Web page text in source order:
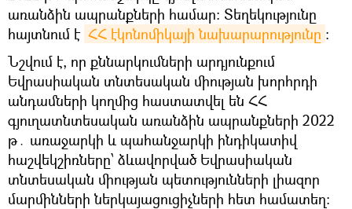
առանձին ապրանքների համար։ Տեղեկությունը
հայտնում է ՀՀ էկոնոմիկայի նախարարությունը ։
Նշվում է, որ քննարկումների արդյունքում
Եվրասիական տնտեսական միության խորհրդի
անդամների կողմից հաստատվել են ՀՀ
գյուղատնտեսական առանձին ապրանքների 2022
թ․ առաջարկի և պահանջարկի ինդիկատիվ
հաշվեկշիռները՝ ձևավորված Եվրասիական
տնտեսական միության պետությունների լիազոր
մարմինների ներկայացուցիչների հետ համատեղ։